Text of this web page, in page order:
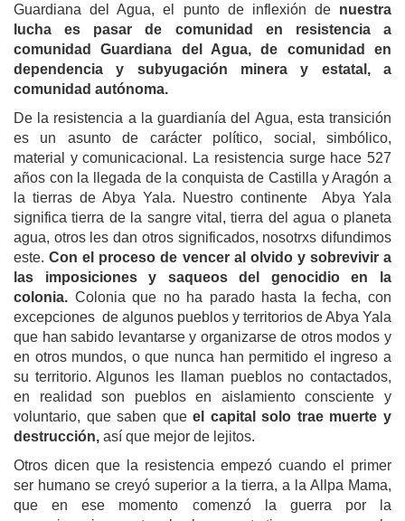
Guardiana del Agua, el punto de inflexión de nuestra
lucha es pasar de comunidad en resistencia a
comunidad Guardiana del Agua, de comunidad en
dependencia y subyugación minera y estatal, a
comunidad autónoma.
De la resistencia a la guardianía del Agua, esta transición
es un asunto de carácter político, social, simbólico,
material y comunicacional. La resistencia surge hace 527
años con la llegada de la conquista de Castilla y Aragón a
la tierras de Abya Yala. Nuestro continente Abya Yala
significa tierra de la sangre vital, tierra del agua o planeta
agua, otros les dan otros significados, nosotrxs difundimos
este.Con el proceso de vencer al olvido y sobrevivir a
las imposiciones y saqueos del genocidio en la
colonia. Colonia que no ha parado hasta la fecha, con
excepciones de algunos pueblos y territorios de Abya Yala
que han sabido levantarse y organizarse de otros modos y
en otros mundos, o que nunca han permitido el ingreso a
su territorio. Algunos les llaman pueblos no contactados,
en realidad son pueblos en aislamiento consciente y
voluntario, que saben queel capital solo trae muerte y
destrucción, así que mejor de lejitos.
Otros dicen que la resistencia empezó cuando el primer
ser humano se creyó superior a la tierra, a la Allpa Mama,
que en ese momento comenzó la guerra por la